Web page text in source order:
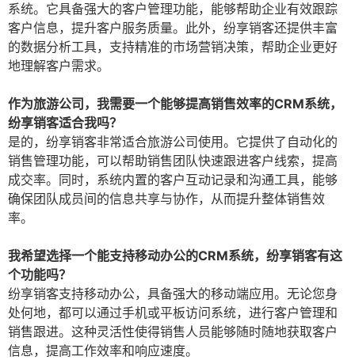
系统。它具备强大的客户管理功能，能够帮助企业有效跟踪
客户信息，提升客户服务质量。此外，纷享销客还提供丰富
的数据分析工具，支持精准的市场营销决策，帮助企业更好
地理解客户需求。
作为旅游公司，我需要一个能够提高销售效率的CRM系统，
纷享销客适合我吗？
是的，纷享销客非常适合旅游公司使用。它提供了自动化的
销售管理功能，可以帮助销售团队快速跟进客户线索，提高
成交率。同时，系统内置的客户互动记录和沟通工具，能够
确保团队成员间的信息共享与协作，从而提升整体销售效
率。
我希望选择一个能支持移动办公的CRM系统，纷享销客有这
个功能吗？
纷享销客支持移动办公，具备强大的移动端应用。无论您身
处何地，都可以通过手机或平板访问系统，进行客户管理和
销售跟进。这种灵活性使得销售人员能够随时随地获取客户
信息，提高工作效率和响应速度。